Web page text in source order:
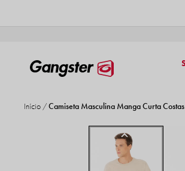
Início Camiseta Masculina Manga Curta